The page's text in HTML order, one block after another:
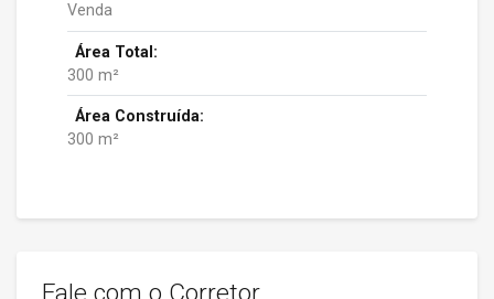
Venda
Área Total:
300 m²
Área Construída:
300 m²
Fale com o Corretor